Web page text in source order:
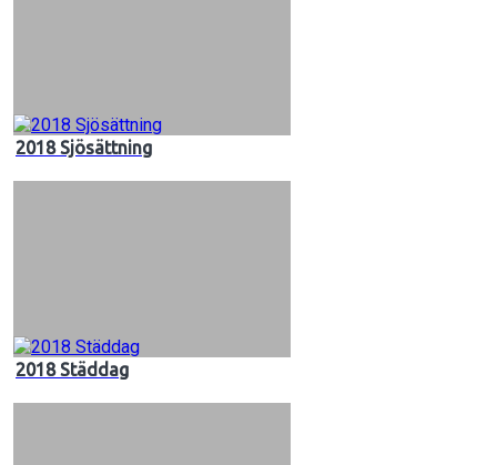
2018 Sjösättning
2018 Städdag